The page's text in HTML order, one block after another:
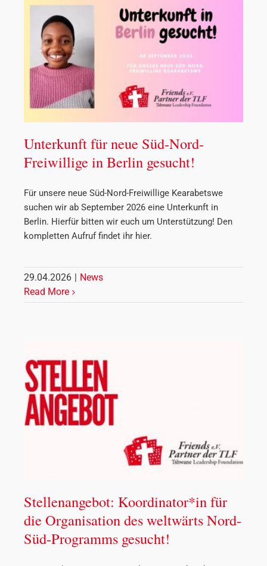
Unterkunft für neue Süd-Nord-
Freiwillige in Berlin gesucht!
Für unsere neue Süd-Nord-Freiwillige Kearabetswe
suchen wir ab September 2026 eine Unterkunft in
Berlin. Hierfür bitten wir euch um Unterstützung! Den
kompletten Aufruf findet ihr hier.
29.04.2026
News
Read More
Stellenangebot: Koordinator*in für
die Organisation des weltwärts Nord-
Süd-Programms gesucht!